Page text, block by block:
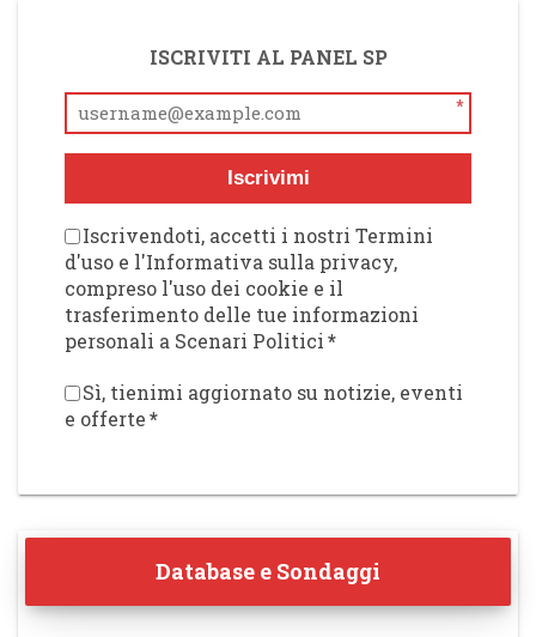
ISCRIVITI AL PANEL SP
*
Iscrivimi
Iscrivendoti, accetti i nostri Termini
d'uso e l'Informativa sulla privacy,
compreso l'uso dei cookie e il
trasferimento delle tue informazioni
personali a Scenari Politici*
Sì, tienimi aggiornato su notizie, eventi
e offerte*
Database e Sondaggi